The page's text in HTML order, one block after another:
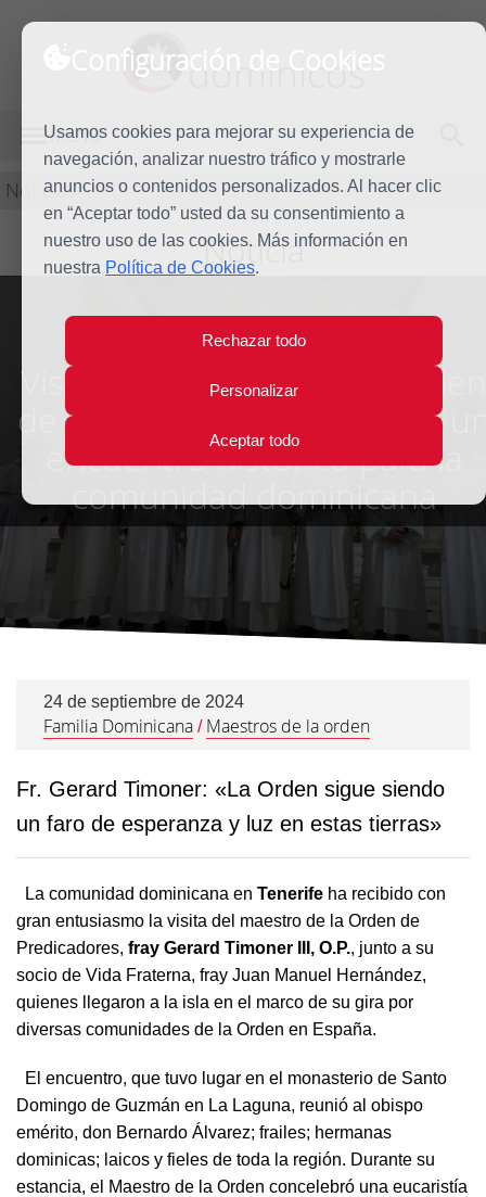
Configuración de Cookies
Usamos cookies para mejorar su experiencia de
navegación, analizar nuestro tráfico y mostrarle
anuncios o contenidos personalizados. Al hacer clic
en “Aceptar todo” usted da su consentimiento a
nuestro uso de las cookies. Más información en
nuestra Política de Cookies.
Rechazar todo
Personalizar
Aceptar todo
dominicos
MENÚ
Noticias
Noticia
Visita del Maestro de la
de Predicadores a Tenerife:
encuentro histórico para la
comunidad dominicana
24 de septiembre de 2024
Familia Dominicana / Maestros de la orden
Fr. Gerard Timoner: «La Orden sigue siendo
un faro de esperanza y luz en estas tierras»
La comunidad dominicana en Tenerife ha recibido con
gran entusiasmo la visita del maestro de la Orden de
Predicadores, fray Gerard Timoner III, O.P., junto a su
socio de Vida Fraterna, fray Juan Manuel Hernández,
quienes llegaron a la isla en el marco de su gira por
diversas comunidades de la Orden en España.
El encuentro, que tuvo lugar en el monasterio de Santo
Domingo de Guzmán en La Laguna, reunió al obispo
emérito, don Bernardo Álvarez; frailes; hermanas
dominicas; laicos y fieles de toda la región. Durante su
estancia, el Maestro de la Orden concelebró una eucaristía